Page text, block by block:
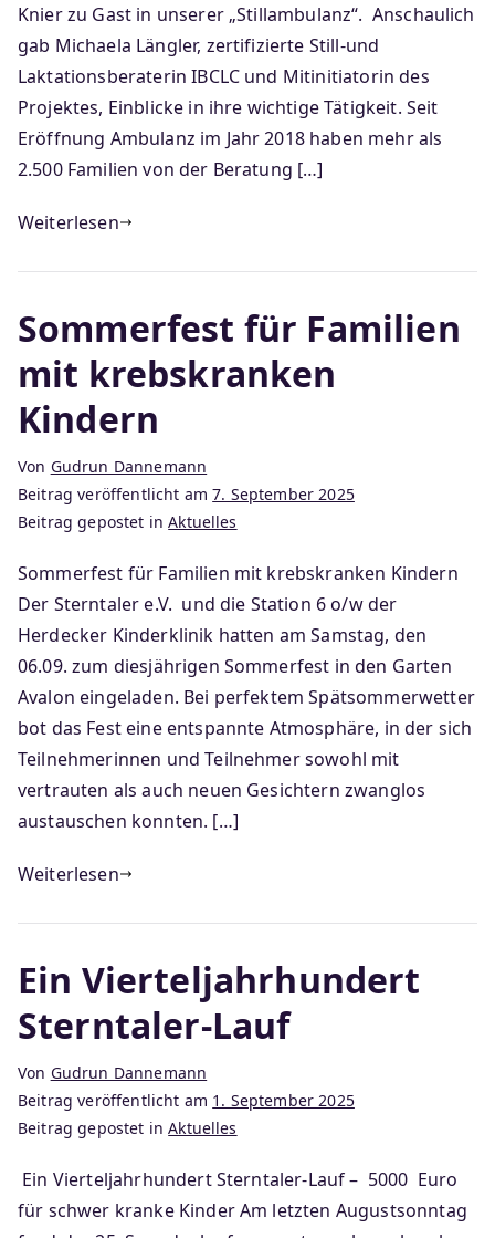
Knier zu Gast in unserer „Stillambulanz“. Anschaulich
gab Michaela Längler, zertifizierte Still-und
Laktationsberaterin IBCLC und Mitinitiatorin des
Projektes, Einblicke in ihre wichtige Tätigkeit. Seit
Eröffnung Ambulanz im Jahr 2018 haben mehr als
2.500 Familien von der Beratung […]
Weiterlesen
Sommerfest für Familien
mit krebskranken
Kindern
Von Gudrun Dannemann
Beitrag veröffentlicht am7. September 2025
Beitrag gepostet inAktuelles
Sommerfest für Familien mit krebskranken Kindern
Der Sterntaler e.V. und die Station 6 o/w der
Herdecker Kinderklinik hatten am Samstag, den
06.09. zum diesjährigen Sommerfest in den Garten
Avalon eingeladen. Bei perfektem Spätsommerwetter
bot das Fest eine entspannte Atmosphäre, in der sich
Teilnehmerinnen und Teilnehmer sowohl mit
vertrauten als auch neuen Gesichtern zwanglos
austauschen konnten. […]
Weiterlesen
Ein Vierteljahrhundert
Sterntaler-Lauf
Von Gudrun Dannemann
Beitrag veröffentlicht am 1. September 2025
Beitrag gepostet inAktuelles
Ein Vierteljahrhundert Sterntaler-Lauf – 5000 Euro
für schwer kranke Kinder Am letzten Augustsonntag